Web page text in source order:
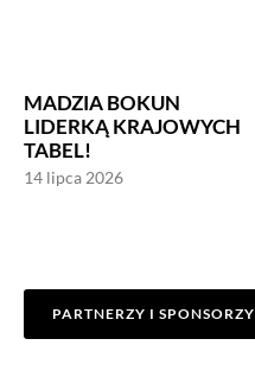
MADZIA BOKUN
LIDERKĄ KRAJOWYCH
TABEL!
14 lipca 2026
PARTNERZY I SPONSORZY